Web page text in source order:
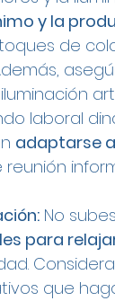
y la
de
laboral
adaptarse
No
para
que